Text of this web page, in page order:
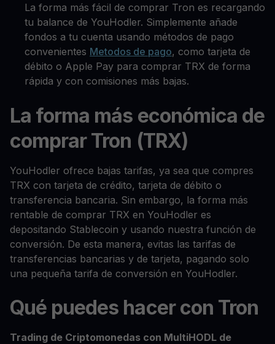
La forma más fácil de comprar Tron es recargando
tu balance de YouHodler. Simplemente añade
fondos a tu cuenta usando métodos de pago
convenientes Metodos de pago, como tarjeta de
débito o Apple Pay para comprar TRX de forma
rápida y con comisiones más bajas.
La forma más económica de
comprar Tron (TRX)
YouHodler ofrece bajas tarifas, ya sea que compres
TRX con tarjeta de crédito, tarjeta de débito o
transferencia bancaria. Sin embargo, la forma más
rentable de comprar TRX en YouHodler es
depositando Stablecoin y usando nuestra función de
conversión. De esta manera, evitas las tarifas de
transferencias bancarias y de tarjeta, pagando solo
una pequeña tarifa de conversión en YouHodler.
Qué puedes hacer con Tron
Trading de Criptomonedas con MultiHODL de